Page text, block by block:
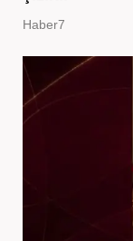
Haber7